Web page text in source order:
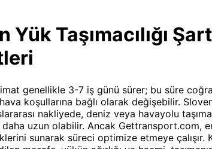
Yük Taşımacılığı
genellikle 3-7 iş günü sürer; bu süre
koşullarına bağlı olarak değişebilir.
nakliyede, deniz veya havayolu
uzun olabilir. Ancak Gettransport.com,
sunarak süreci optimize etmeye çalışır.